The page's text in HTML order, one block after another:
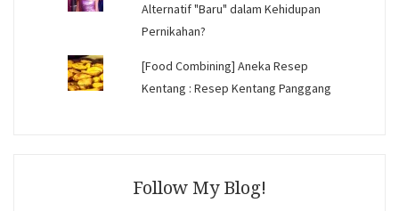
Alternatif "Baru" dalam Kehidupan
Pernikahan?
[Food Combining] Aneka Resep
Kentang : Resep Kentang Panggang
Follow My Blog!